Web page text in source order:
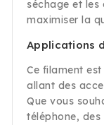
séchage et les
maximiser la
Applications
Ce filament
allant des
Que vous
téléphone,